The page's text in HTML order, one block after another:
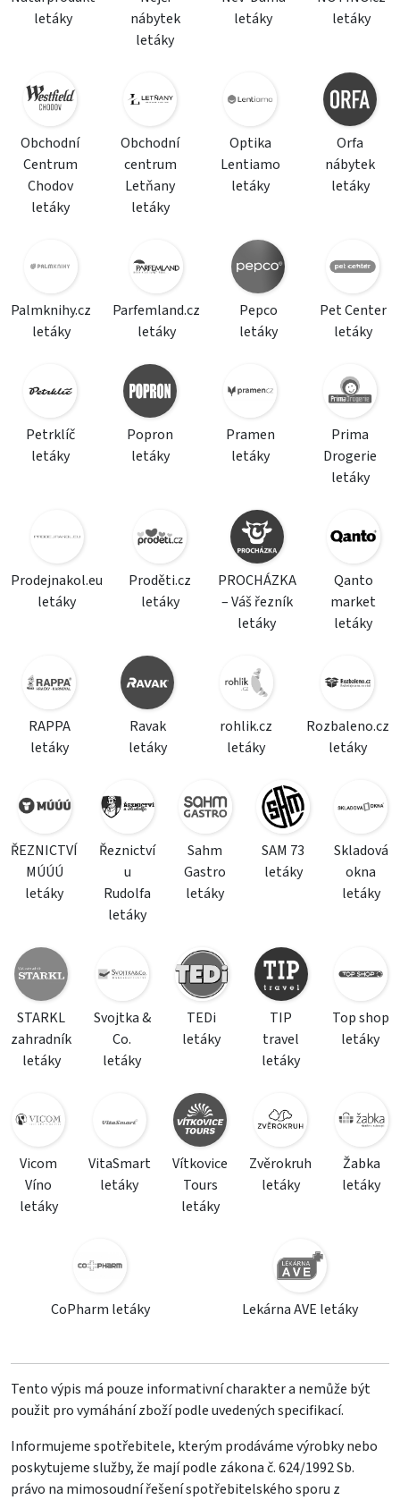
letáky
nábytek
letáky
letáky
letáky
Obchodní
Centrum
Chodov
letáky
Obchodní
centrum
Letňany
letáky
Optika
Lentiamo
letáky
Orfa
nábytek
letáky
Palmknihy.cz
letáky
Parfemland.cz
letáky
Pepco
letáky
Pet Center
letáky
Petrklíč
letáky
Popron
letáky
Pramen
letáky
Prima
Drogerie
letáky
Prodejnakol.eu
letáky
Proděti.cz
letáky
PROCHÁZKA
– Váš řezník
letáky
Qanto
market
letáky
RAPPA
letáky
Ravak
letáky
rohlik.cz
letáky
Rozbaleno.cz
letáky
ŘEZNICTVÍ
MÚÚÚ
letáky
Řeznictví
u
Rudolfa
letáky
Sahm
Gastro
letáky
SAM 73
letáky
Skladová
okna
letáky
STARKL
zahradník
letáky
Svojtka &
Co.
letáky
TEDi
letáky
TIP
travel
letáky
Top shop
letáky
Vicom
Víno
letáky
VitaSmart
letáky
Vítkovice
Tours
letáky
Zvěrokruh
letáky
Žabka
letáky
CoPharm letáky Lekárna AVE letáky
Tento výpis má pouze informativní charakter a nemůže být
použit pro vymáhání zboží podle uvedených specifikací.
Informujeme spotřebitele, kterým prodáváme výrobky nebo
poskytujeme služby, že mají podle zákona č. 624/1992 Sb.
právo na mimosoudní řešení spotřebitelského sporu z